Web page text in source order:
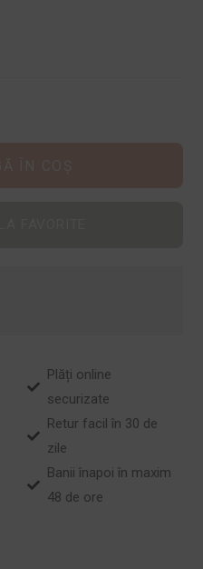
Plăți online
securizate
Retur facil în 30 de
zile
Banii înapoi în maxim
48 de ore